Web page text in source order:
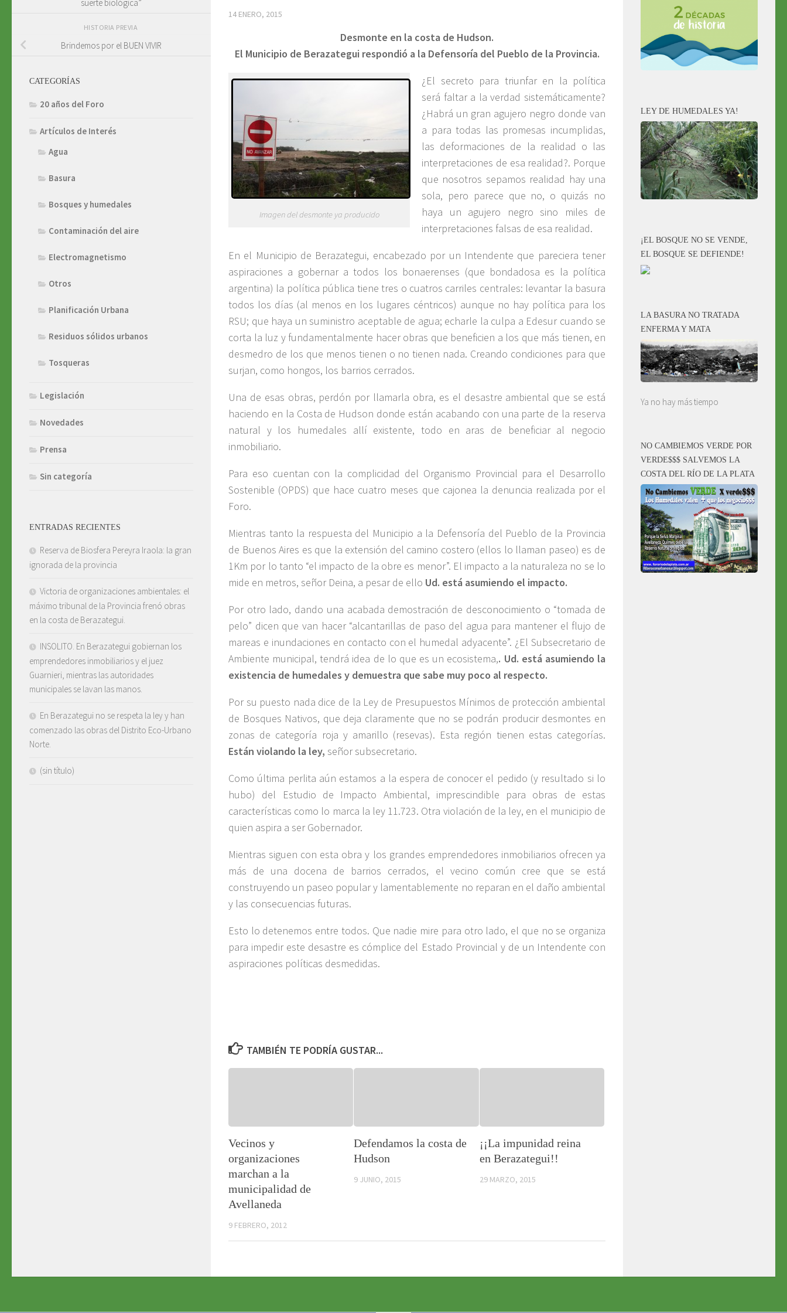
14 ENERO, 2015
Desmonte en la costa de Hudson.
El Municipio de Berazategui respondió a la Defensoría del Pueblo de la Provincia.
Imagen del desmonte ya producido
¿El secreto para triunfar en la política
será faltar a la verdad sistemáticamente?
¿Habrá un gran agujero negro donde van
a para todas las promesas incumplidas,
las deformaciones de la realidad o las
interpretaciones de esa realidad?. Porque
que nosotros sepamos realidad hay una
sola, pero parece que no, o quizás no
haya un agujero negro sino miles de
interpretaciones falsas de esa realidad.
En el Municipio de Berazategui, encabezado por un Intendente que pareciera tener
aspiraciones a gobernar a todos los bonaerenses (que bondadosa es la política
argentina) la política pública tiene tres o cuatros carriles centrales: levantar la basura
todos los días (al menos en los lugares céntricos) aunque no hay política para los
RSU; que haya un suministro aceptable de agua; echarle la culpa a Edesur cuando se
corta la luz y fundamentalmente hacer obras que beneficien a los que más tienen, en
desmedro de los que menos tienen o no tienen nada. Creando condiciones para que
surjan, como hongos, los barrios cerrados.
Una de esas obras, perdón por llamarla obra, es el desastre ambiental que se está
haciendo en la Costa de Hudson donde están acabando con una parte de la reserva
natural y los humedales allí existente, todo en aras de beneficiar al negocio
inmobiliario.
Para eso cuentan con la complicidad del Organismo Provincial para el Desarrollo
Sostenible (OPDS) que hace cuatro meses que cajonea la denuncia realizada por el
Foro.
Mientras tanto la respuesta del Municipio a la Defensoría del Pueblo de la Provincia
de Buenos Aires es que la extensión del camino costero (ellos lo llaman paseo) es de
1Km por lo tanto “el impacto de la obre es menor”. El impacto a la naturaleza no se lo
mide en metros, señor Deina, a pesar de ello Ud. está asumiendo el impacto.
Por otro lado, dando una acabada demostración de desconocimiento o “tomada de
pelo” dicen que van hacer “alcantarillas de paso del agua para mantener el flujo de
mareas e inundaciones en contacto con el humedal adyacente”. ¿El Subsecretario de
Ambiente municipal, tendrá idea de lo que es un ecosistema,. Ud. está asumiendo la
existencia de humedales y demuestra que sabe muy poco al respecto.
Por su puesto nada dice de la Ley de Presupuestos Mínimos de protección ambiental
de Bosques Nativos, que deja claramente que no se podrán producir desmontes en
zonas de categoría roja y amarillo (resevas). Esta región tienen estas categorías.
Están violando la ley, señor subsecretario.
Como última perlita aún estamos a la espera de conocer el pedido (y resultado si lo
hubo) del Estudio de Impacto Ambiental, imprescindible para obras de estas
características como lo marca la ley 11.723. Otra violación de la ley, en el municipio de
quien aspira a ser Gobernador.
Mientras siguen con esta obra y los grandes emprendedores inmobiliarios ofrecen ya
más de una docena de barrios cerrados, el vecino común cree que se está
construyendo un paseo popular y lamentablemente no reparan en el daño ambiental
y las consecuencias futuras.
Esto lo detenemos entre todos. Que nadie mire para otro lado, el que no se organiza
para impedir este desastre es cómplice del Estado Provincial y de un Intendente con
aspiraciones políticas desmedidas.
TAMBIÉN TE PODRÍA GUSTAR...
Vecinos y
organizaciones
marchan a la
municipalidad de
Avellaneda
9 FEBRERO, 2012
Defendamos la costa de
Hudson
9 JUNIO, 2015
¡¡La impunidad reina
en Berazategui!!
29 MARZO, 2015
suerte biológica”
HISTORIA PREVIA
Brindemos por el BUEN VIVIR
CATEGORÍAS
20 años del Foro
Artículos de Interés
Agua
Basura
Bosques y humedales
Contaminación del aire
Electromagnetismo
Otros
Planificación Urbana
Residuos sólidos urbanos
Tosqueras
Legislación
Novedades
Prensa
Sin categoría
ENTRADAS RECIENTES
Reserva de Biosfera Pereyra Iraola: la gran
ignorada de la provincia
Victoria de organizaciones ambientales: el
máximo tribunal de la Provincia frenó obras
en la costa de Berazategui.
INSOLITO. En Berazategui gobiernan los
emprendedores inmobiliarios y el juez
Guarnieri, mientras las autoridades
municipales se lavan las manos.
En Berazategui no se respeta la ley y han
comenzado las obras del Distrito Eco-Urbano
Norte.
(sin título)
LEY DE HUMEDALES YA!
¡EL BOSQUE NO SE VENDE,
EL BOSQUE SE DEFIENDE!
LA BASURA NO TRATADA
ENFERMA Y MATA
Ya no hay más tiempo
NO CAMBIEMOS VERDE POR
VERDE$$$ SALVEMOS LA
COSTA DEL RÍO DE LA PLATA